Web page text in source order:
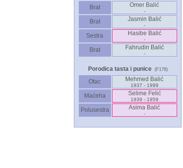
Brat Omer Balić
-
Brat Jasmin Balić
-
Sestra Hasibe Balić
-
Brat Fahrudin Balić
-
Porodica tasta i punice (F178)
Otac Mehmed Balić
1937 - 1999
Maćeha Selime Felić
1939 - 1959
Polusestra Asima Balić
-